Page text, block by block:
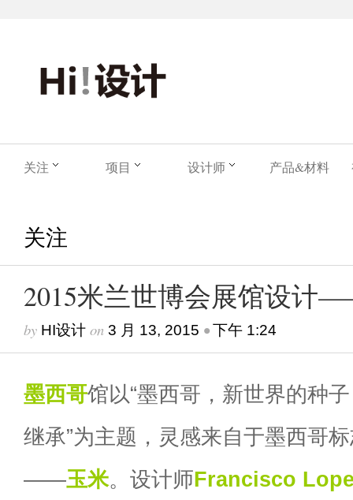
关注 项目 设计师 产品&材料
关注
2015米兰世博会展馆设计
by HI设计 on 3 月 13, 2015 •下午 1:24
墨西哥馆以“墨西哥，新世界的种
继承”为主题，灵感来自于墨西哥
——玉米。设计师Francisco